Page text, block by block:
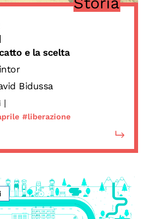
e la scelta
Bidussa
|
#liberazione